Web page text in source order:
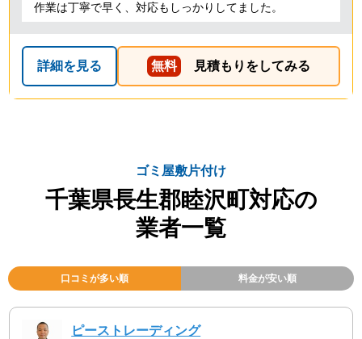
作業は丁寧で早く、対応もしっかりしてました。
詳細を見る 無料 見積もりをしてみる
ゴミ屋敷片付け
千葉県長生郡睦沢町対応の
業者一覧
口コミが多い順 料金が安い順
ピーストレーディング